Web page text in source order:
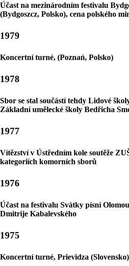
Účast na mezinárodním festivalu
(Bydgoszcz, Polsko), cena polského
1979
Koncertní turné, (Poznań, Polsko)
1978
Sbor se stal součástí tehdy Lidové
Základní umělecké školy Bedřicha
1977
Vítězství v Ústředním kole soutěže
kategoriích komorních sborů
1976
Účast na festivalu Svátky písní
Dmitrije Kabalevského
1975
Koncertní turné, Prievidza (Slovensko)